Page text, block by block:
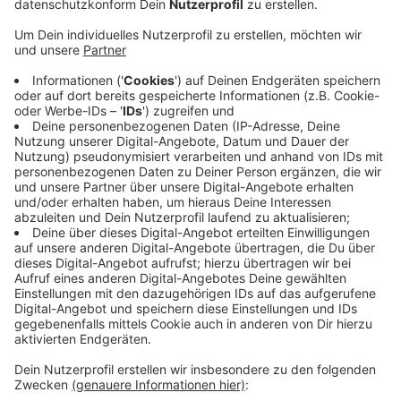
Sein Rücktrittswunsch hat ausschließlich persönliche
Gründe, steht in einer Mitteilung an seine
Mitarbeiterinnen und Mitarbeiter. Das Schreiben liegt
uns vor. NRW-Innenminister Herbert Reul wird laut der
Mitteilung seinem Wunsch nachkommen. Bereits zum
1. Februar will Thomas Wilk gehen. Der 55-Jährige
hatte erst vor dreieinhalb Jahren das Amt des Kölner
Regierungspräsidenten übernommen. Die
Bezirksregierung Köln ist ein Bindeglied zwischen
Landesregierung und Kölner Stadtverwaltung, zum
Beispiel regelt sie auch das Personal an den Kölner
Schulen.